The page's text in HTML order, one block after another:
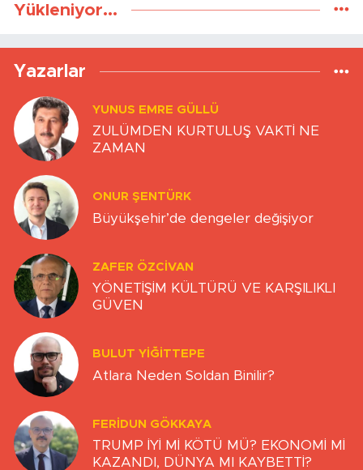
Yükleniyor...
Yazarlar
YUNUS EMRE GÜLLÜ
ZULÜMDEN KURTULUŞ VAKTİ NE
ZAMAN
ONUR ŞENTÜRK
Büyükşehir’de dengeler değişiyor
ZAFER ÖZCIVAN
YÖNETİŞİM KÜLTÜRÜ VE KARŞILIKLI
GÜVEN
BULUT YİĞİTTEPE
Atlara Neden Soldan Binilir?
FERIDUN GÖKKAYA
TRUMP İYİ Mİ KÖTÜ MÜ? EKONOMİ Mİ
KAZANDI, DÜNYA MI KAYBETTİ?